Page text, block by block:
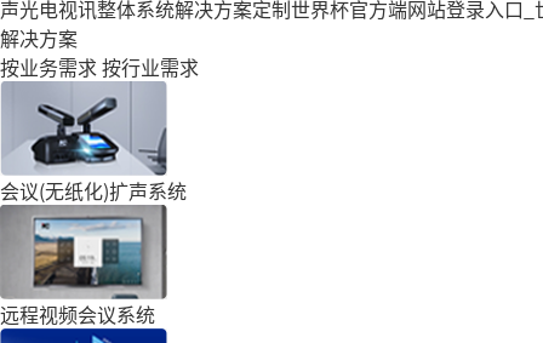
声光电视讯整体系统解决方案定制
解决方案
按业务需求按行业需求
会议(无纸化)扩声系统
远程视频会议系统
世界杯官方端网站登录入口